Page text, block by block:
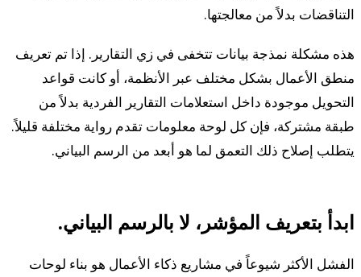
التناقضات بدلاً من معالجتها.
هذه مشكلة نمذجة بيانات تتخفى في زي التقارير. إذا تم تعريف
منطق الأعمال بشكل مختلف عبر الأنظمة، أو كانت قواعد
التحويل موجودة داخل استعلامات التقارير الفردية بدلاً من
طبقة مشتركة، فإن كل لوحة معلومات تقدم رواية مختلفة قليلاً.
يتطلب إصلاح ذلك التعمق لما هو أبعد من الرسم البياني.
ابدأ بتعريف المؤشر، لا بالرسم البياني.
الفشل الأكثر شيوعاً في مشاريع ذكاء الأعمال هو بناء لوحات